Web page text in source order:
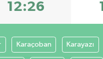
12:26
Karaçoban Karayazı